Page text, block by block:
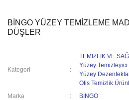
BİNGO YÜZEY TEMİZLEME
DÜŞLER
Kategori
TEMİZLİK VE
Yüzey Temizleyici
Yüzey
Ofis Temizlik
Marka
BİNGO